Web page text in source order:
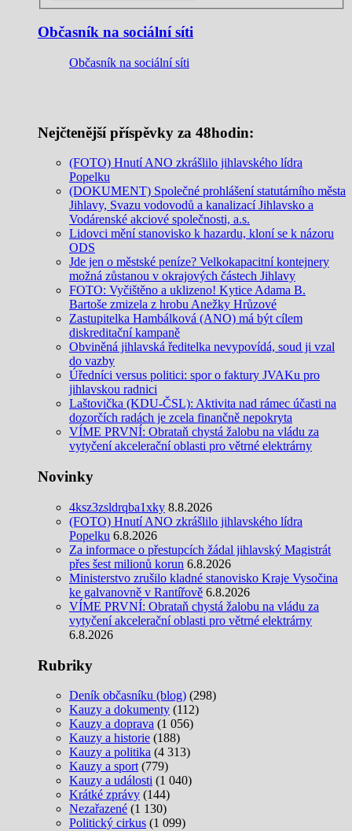
Občasník na sociální síti
Občasník na sociální síti
Nejčtenější příspěvky za 48hodin:
(FOTO) Hnutí ANO zkrášlilo jihlavského lídra
Popelku
(DOKUMENT) Společné prohlášení statutárního města
Jihlavy, Svazu vodovodů a kanalizací Jihlavsko a
Vodárenské akciové společnosti, a.s.
Lidovci mění stanovisko k hazardu, kloní se k názoru
ODS
Jde jen o městské peníze? Velkokapacitní kontejnery
možná zůstanou v okrajových částech Jihlavy
FOTO: Vyčištěno a uklizeno! Kytice Adama B.
Bartoše zmizela z hrobu Anežky Hrůzové
Zastupitelka Hambálková (ANO) má být cílem
diskreditační kampaně
Obviněná jihlavská ředitelka nevypovídá, soud ji vzal
do vazby
Úředníci versus politici: spor o faktury JVAKu pro
jihlavskou radnici
Laštovička (KDU-ČSL): Aktivita nad rámec účasti na
dozorčích radách je zcela finančně nepokryta
VÍME PRVNÍ: Obrataň chystá žalobu na vládu za
vytyčení akcelerační oblasti pro větrné elektrárny
Novinky
4ksz3zsldrqba1xky 8.8.2026
(FOTO) Hnutí ANO zkrášlilo jihlavského lídra
Popelku 6.8.2026
Za informace o přestupcích žádal jihlavský Magistrát
přes šest milionů korun 6.8.2026
Ministerstvo zrušilo kladné stanovisko Kraje Vysočina
ke galvanovně v Rantířově 6.8.2026
VÍME PRVNÍ: Obrataň chystá žalobu na vládu za
vytyčení akcelerační oblasti pro větrné elektrárny
6.8.2026
Rubriky
Deník občasníku (blog) (298)
Kauzy a dokumenty (112)
Kauzy a doprava (1 056)
Kauzy a historie (188)
Kauzy a politika (4 313)
Kauzy a sport (779)
Kauzy a události (1 040)
Krátké zprávy (144)
Nezařazené (1 130)
Politický cirkus (1 099)